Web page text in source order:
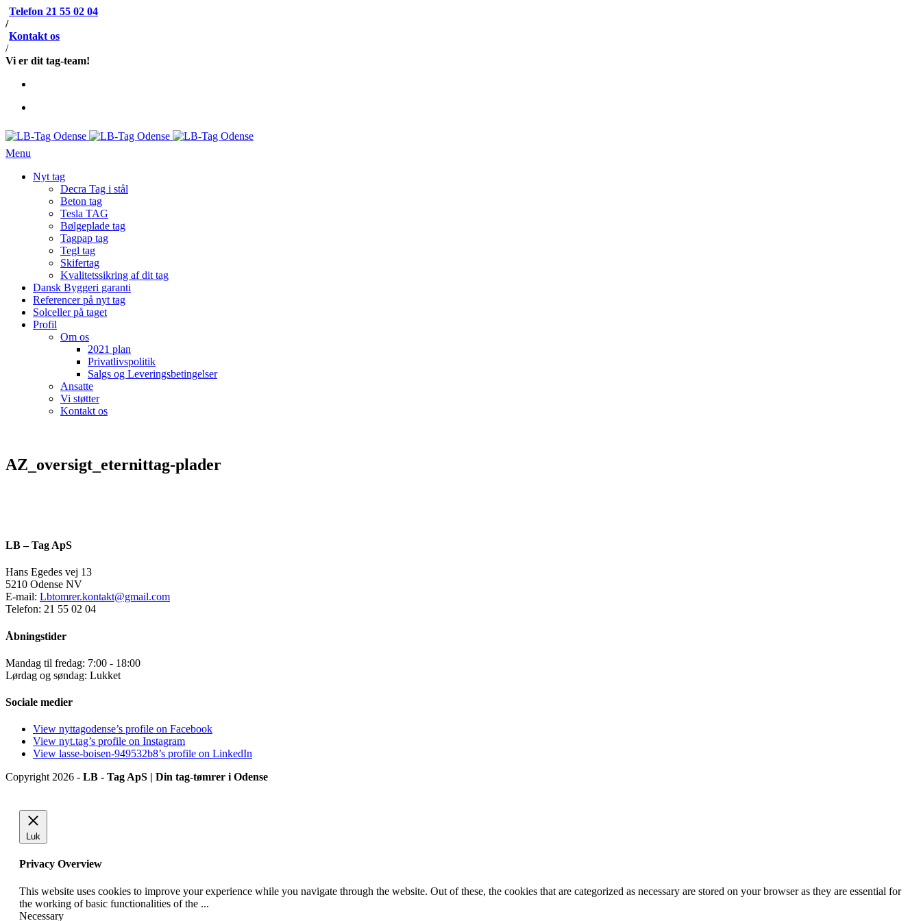
Telefon 21 55 02 04
/
Kontakt os
/
Vi er dit tag-team!
Menu
Nyt tag
Decra Tag i stål
Beton tag
Tesla TAG
Bølgeplade tag
Tagpap tag
Tegl tag
Skifertag
Kvalitetssikring af dit tag
Dansk Byggeri garanti
Referencer på nyt tag
Solceller på taget
Profil
Om os
2021 plan
Privatlivspolitik
Salgs og Leveringsbetingelser
Ansatte
Vi støtter
Kontakt os
AZ_oversigt_eternittag-plader
LB – Tag ApS
Hans Egedes vej 13
5210 Odense NV
E-mail: Lbtomrer.kontakt@gmail.com
Telefon: 21 55 02 04
Åbningstider
Mandag til fredag: 7:00 - 18:00
Lørdag og søndag: Lukket
Sociale medier
View nyttagodense’s profile on Facebook
View nyt.tag’s profile on Instagram
View lasse-boisen-949532b8’s profile on LinkedIn
Copyright 2026 - LB - Tag ApS | Din tag-tømrer i Odense
Luk
Privacy Overview
This website uses cookies to improve your experience while you navigate through the website. Out of these, the cookies that are categorized as necessary are stored on your browser as they are essential for
the working of basic functionalities of the ...
Necessary